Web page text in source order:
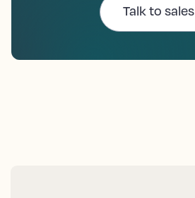
Talk to sales